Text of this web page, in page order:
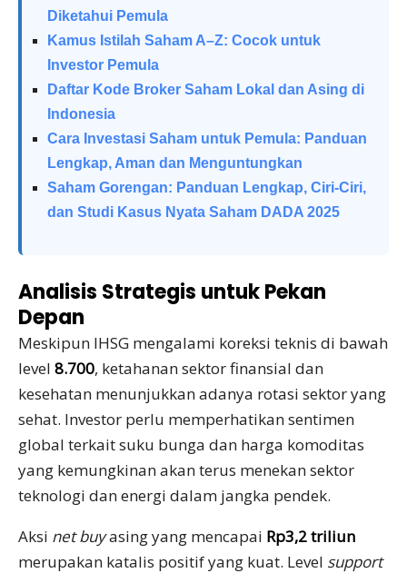
Diketahui Pemula
Kamus Istilah Saham A–Z: Cocok untuk
Investor Pemula
Daftar Kode Broker Saham Lokal dan Asing di
Indonesia
Cara Investasi Saham untuk Pemula: Panduan
Lengkap, Aman dan Menguntungkan
Saham Gorengan: Panduan Lengkap, Ciri-Ciri,
dan Studi Kasus Nyata Saham DADA 2025
Analisis Strategis untuk Pekan
Depan
Meskipun IHSG mengalami koreksi teknis di bawah
level 8.700, ketahanan sektor finansial dan
kesehatan menunjukkan adanya rotasi sektor yang
sehat. Investor perlu memperhatikan sentimen
global terkait suku bunga dan harga komoditas
yang kemungkinan akan terus menekan sektor
teknologi dan energi dalam jangka pendek.
Aksi net buyasing yang mencapai Rp3,2 triliun
merupakan katalis positif yang kuat. Level support